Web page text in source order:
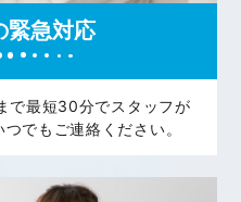
緊急対応
で最短30分でスタッフが
でもご連絡ください。